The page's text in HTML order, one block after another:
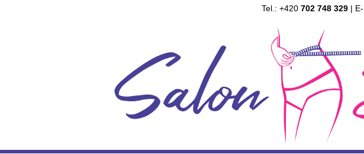
Tel.: +420 702 748 329| E-